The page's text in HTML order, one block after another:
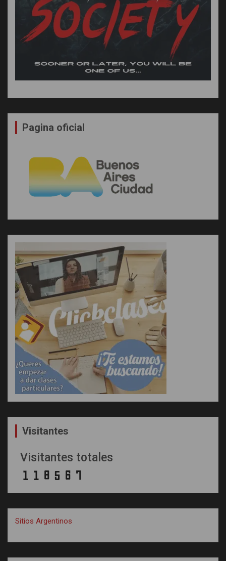
Pagina oficial
Visitantes
Visitantes totales
Sitios Argentinos